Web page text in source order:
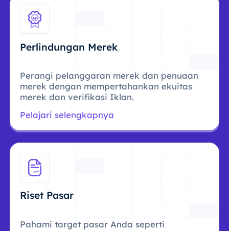
Perlindungan Merek
Perangi pelanggaran merek dan penuaan
merek dengan mempertahankan ekuitas
merek dan verifikasi Iklan.
Pelajari selengkapnya
Riset Pasar
Pahami target pasar Anda seperti